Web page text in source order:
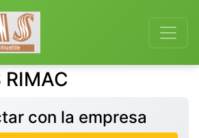
RIMAC
con la empresa